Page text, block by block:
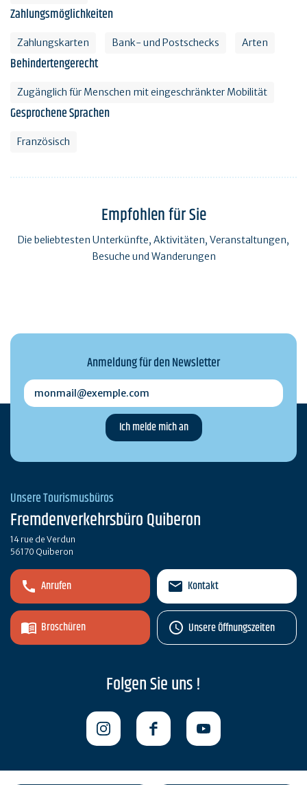
Zahlungsmöglichkeiten
Zahlungskarten Bank- und Postschecks Arten
Behindertengerecht
Zugänglich für Menschen mit eingeschränkter Mobilität
Gesprochene Sprachen
Französisch
Empfohlen für Sie
Die beliebtesten Unterkünfte, Aktivitäten, Veranstaltungen,
Besuche und Wanderungen
Anmeldung für den Newsletter
monmail@exemple.com
Unsere Tourismusbüros
Fremdenverkehrsbüro Quiberon
14 rue de Verdun
56170 Quiberon
Anrufen
Broschüren
Kontakt
Unsere Öffnungszeiten
Folgen Sie uns !